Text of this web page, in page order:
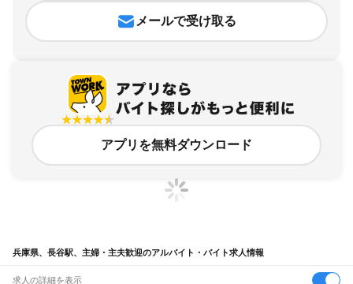
メールで受け取る
アプリを無料ダウンロード
兵庫県、長谷駅、主婦・主夫歓迎のアルバイト・バイト求人情報
求人の詳細を表示